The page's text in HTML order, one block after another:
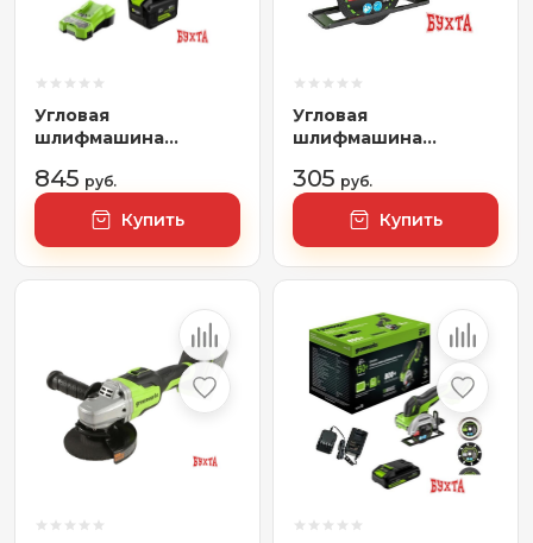
Угловая
шлифмашина
3200207CUH (с 1-м
АКБ)
845 руб.
Купить
Угловая
шлифмашина
(без АКБ)
305 руб.
Купить